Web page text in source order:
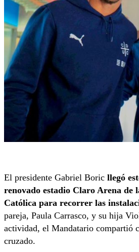
El presidente Gabriel Boric llegó
renovado estadio Claro Arena de
Católica para recorrer las
pareja, Paula Carrasco, y su hija
actividad, el Mandatario compartió
cruzado.